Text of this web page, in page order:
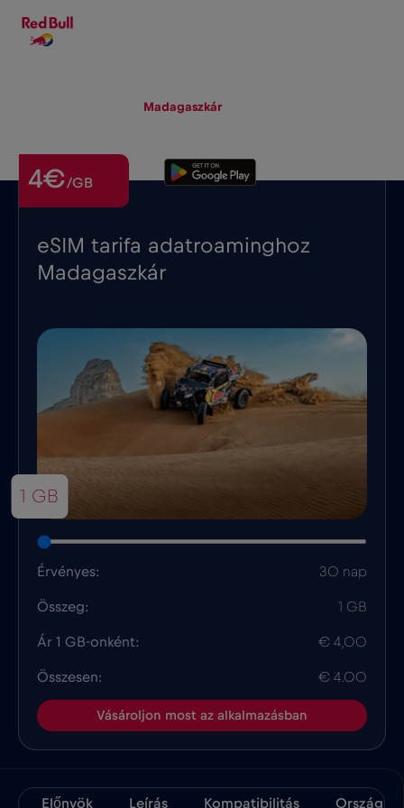
Madagaszkár
eSIM tarifa adatroaminghoz
Madagaszkár
4€/GB
1 GB
Érvényes: 30 nap
Összeg: 1 GB
Ár 1 GB-onként: € 4,00
Összesen: € 4.00
Vásároljon most az alkalmazásban
Előnyök Leírás Kompatibilitás Ország